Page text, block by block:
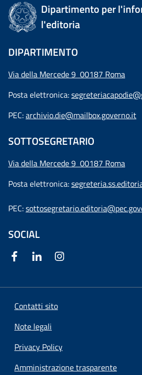
Dipartimento per
l'editoria
DIPARTIMENTO
Via della Mercede 9 00187 Roma
Posta elettronica:
PEC:archivio.die@mailbox.governo.it
SOTTOSEGRETARIO
Via della Mercede 9 00187 Roma
Posta elettronica:
PEC:
SOCIAL
Contatti sito
Note legali
Privacy Policy
Amministrazione trasparente